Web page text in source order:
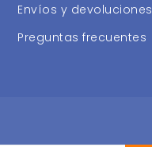
Envíos y devoluciones
Preguntas frecuentes